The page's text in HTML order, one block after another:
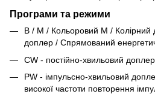
Програми та режими
B / M / Кольоровий M / Колірний
доплер / Спрямований
CW - постійно-хвильовий доплер.
PW - імпульсно-хвильовий
високої частоти повторення